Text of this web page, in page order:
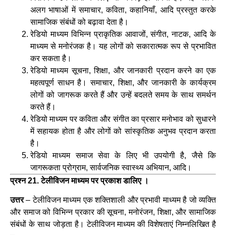
अलग भाषाओं में समाचार, कविता, कहानियाँ, आदि प्रस्तुत करके
सामाजिक संबंधों को बढ़ावा देता है।
रेडियो माध्यम विभिन्न प्राकृतिक आवाजों, संगीत, नाटक, आदि के
माध्यम से मनोरंजक है। यह लोगों को सकारात्मक रूप से प्रभावित
कर सकता है।
रेडियो माध्यम सूचना, शिक्षा, और जानकारी प्रदान करने का एक
महत्वपूर्ण साधन है। समाचार, शिक्षा, और जानकारी के कार्यक्रम
लोगों को जागरूक करते हैं और उन्हें बदलते समय के साथ समर्थन
करते हैं।
रेडियो माध्यम पर कविता और संगीत का प्रसार मनोभाव को सुधारने
में सहायक होता है और लोगों को सांस्कृतिक अनुभव प्रदान करता
है।
रेडियो माध्यम समाज सेवा के लिए भी उपयोगी है, जैसे कि
जागरूकता प्रोग्राम, सार्वजनिक स्वास्थ्य अभियान, आदि।
प्रश्न 21. टेलीविजन माध्यम पर प्रकाश डालिए ।
उत्तर– टेलीविजन माध्यम एक शक्तिशाली और प्रभावी माध्यम है जो व्यक्ति
और समाज को विभिन्न प्रकार की सूचना, मनोरंजन, शिक्षा, और सामाजिक
संबंधों के साथ जोड़ता है। टेलीविजन माध्यम की विशेषताएं निम्नलिखित है